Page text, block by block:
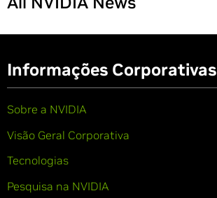
Informações Corporativas
Sobre a NVIDIA
Visão Geral Corporativa
Tecnologias
Pesquisa na NVIDIA